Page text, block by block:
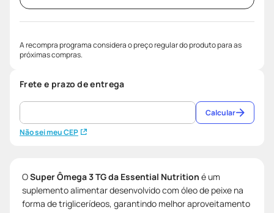
A recompra programa considera o preço regular do produto para as
próximas compras.
Frete e prazo de entrega
Não sei meu CEP
Calcular
OSuper Ômega 3 TG da Essential Nutrition é um
suplemento alimentar desenvolvido com óleo de peixe na
forma de triglicerídeos, garantindo melhor aproveitamento